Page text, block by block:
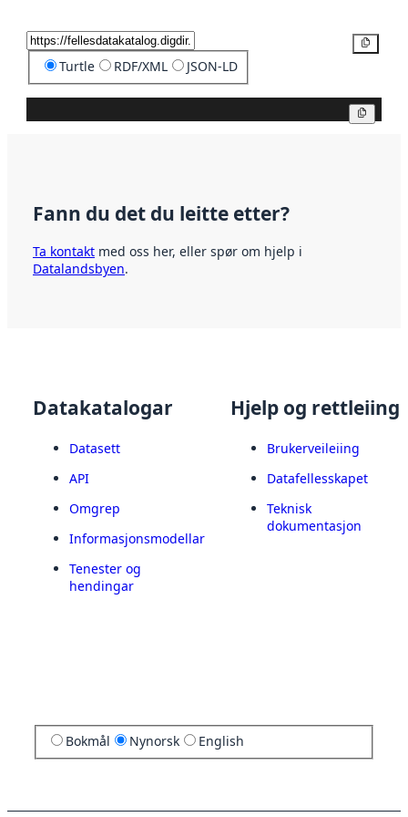
Turtle RDF/XML JSON-LD
Fann du det du leitte etter?
Ta kontakt med oss her, eller spør om hjelp i
Datalandsbyen.
Datakatalogar
Datasett
API
Omgrep
Informasjonsmodellar
Tenester og
hendingar
Hjelp og rettleiing
Brukerveileiing
Datafellesskapet
Teknisk
dokumentasjon
Bokmål Nynorsk English